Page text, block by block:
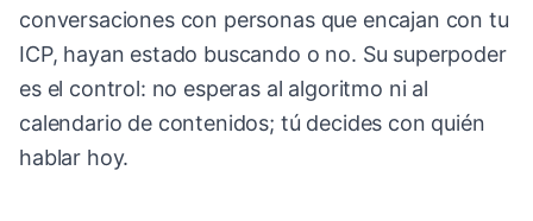
conversaciones con personas que encajan con tu
ICP, hayan estado buscando o no. Su superpoder
es el control: no esperas al algoritmo ni al
calendario de contenidos; tú decides con quién
hablar hoy.